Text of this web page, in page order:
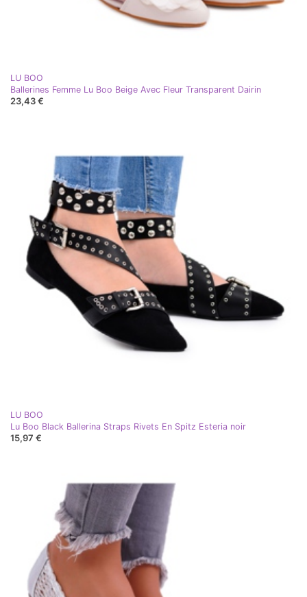
LU BOO
Ballerines Femme Lu Boo Beige Avec Fleur Transparent Dairin
23,43 €
LU BOO
Lu Boo Black Ballerina Straps Rivets En Spitz Esteria noir
15,97 €